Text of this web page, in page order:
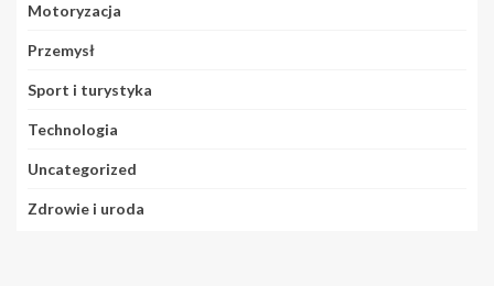
Motoryzacja
Przemysł
Sport i turystyka
Technologia
Uncategorized
Zdrowie i uroda